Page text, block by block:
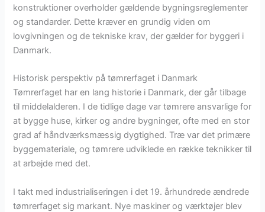
konstruktioner overholder gældende bygningsreglementer
og standarder. Dette kræver en grundig viden om
lovgivningen og de tekniske krav, der gælder for byggeri i
Danmark.
Historisk perspektiv på tømrerfaget i Danmark
Tømrerfaget har en lang historie i Danmark, der går tilbage
til middelalderen. I de tidlige dage var tømrere ansvarlige for
at bygge huse, kirker og andre bygninger, ofte med en stor
grad af håndværksmæssig dygtighed. Træ var det primære
byggemateriale, og tømrere udviklede en række teknikker til
at arbejde med det.
I takt med industrialiseringen i det 19. århundrede ændrede
tømrerfaget sig markant. Nye maskiner og værktøjer blev